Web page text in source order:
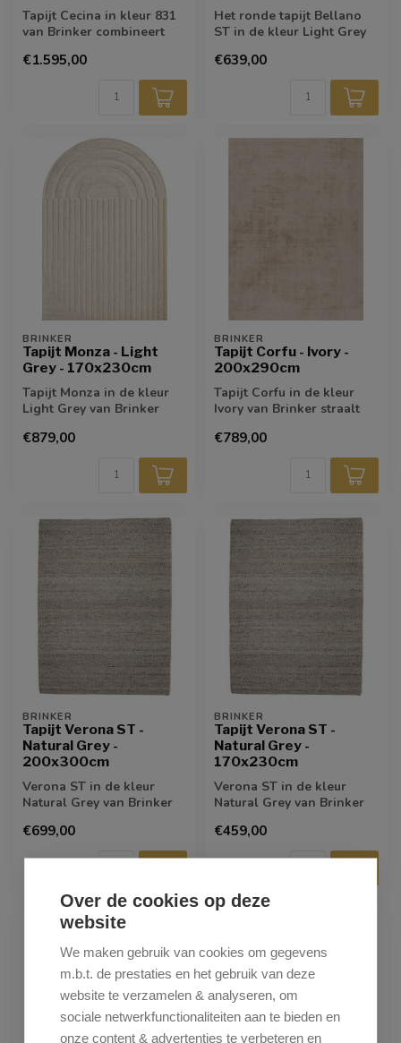
Over de cookies op deze
website
We maken gebruik van cookies om gegevens
m.b.t. de prestaties en het gebruik van deze
website te verzamelen & analyseren, om
sociale netwerkfunctionaliteiten aan te bieden en
onze content & advertenties te verbeteren en
Tapijt Cecina in kleur 831
van Brinker combineert
uitstra...
€1.595,00
Het ronde tapijt Bellano
ST in de kleur Light Grey
zachte ...
€639,00
BRINKER
Tapijt Monza - Light
Grey - 170x230cm
Tapijt Monza in de kleur
Light Grey van Brinker
moderne basis...
€879,00
BRINKER
Tapijt Corfu - Ivory -
200x290cm
Tapijt Corfu in de kleur
Ivory van Brinker straalt
li...
€789,00
BRINKER
Tapijt Verona ST -
Natural Grey -
200x300cm
Verona ST in de kleur
Natural Grey van Brinker
uitstr...
€699,00
BRINKER
Tapijt Verona ST -
Natural Grey -
170x230cm
Verona ST in de kleur
Natural Grey van Brinker
uitstr...
€459,00